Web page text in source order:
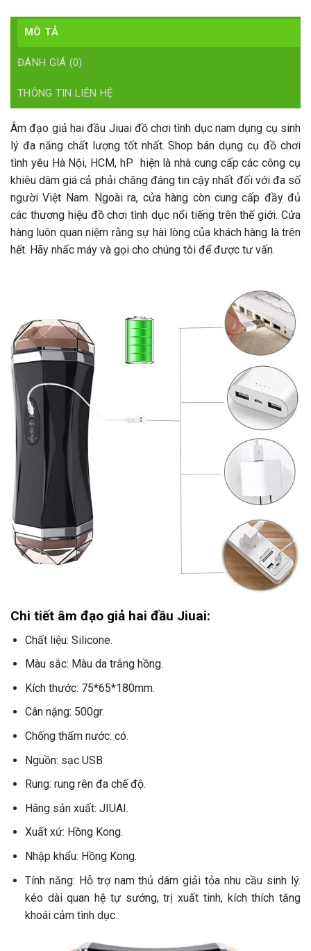
MÔ TẢ
ĐÁNH GIÁ (0)
THÔNG TIN LIÊN HỆ
Âm đạo giả hai đầu Jiuai đồ chơi tình dục nam dụng cụ sinh
lý đa năng chất lượng tốt nhất. Shop bán dụng cụ đồ chơi
tình yêu Hà Nội, HCM, hP hiện là nhà cung cấp các công cụ
khiêu dâm giá cả phải chăng đáng tin cậy nhất đối với đa số
người Việt Nam. Ngoài ra, cửa hàng còn cung cấp đầy đủ
các thương hiệu đồ chơi tình dục nổi tiếng trên thế giới. Cửa
hàng luôn quan niệm rằng sự hài lòng của khách hàng là trên
hết. Hãy nhấc máy và gọi cho chúng tôi để được tư vấn.
Chi tiết âm đạo giả hai đầu Jiuai:
Chất liệu: Silicone.
Màu sắc: Màu da trắng hồng.
Kích thước: 75*65*180mm.
Cân nặng: 500gr.
Chống thấm nước: có.
Nguồn: sạc USB
Rung: rung rên đa chế độ.
Hãng sản xuất: JIUAI.
Xuất xứ: Hồng Kong.
Nhập khẩu: Hồng Kong.
Tính năng: Hỗ trợ nam thủ dâm giải tỏa nhu cầu sinh lý.
kéo dài quan hệ tự sướng, trị xuất tinh, kích thích tăng
khoái cảm tình dục.